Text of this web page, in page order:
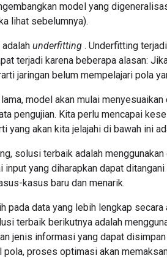
model yang
lihat sebelumnya).
underfitting . Underfitting
terjadi karena beberapa alasan:
jaringan belum mempelajari pola
model akan mulai
pengujian. Kita perlu mencapai
yang akan kita jelajahi di bawah ini
solusi terbaik adalah
input yang diharapkan dapat
kasus baru dan menarik.
pada data yang lebih lengkap
terbaik berikutnya adalah
jenis informasi yang dapat
proses optimasi akan